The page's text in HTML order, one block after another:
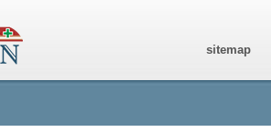
sitemap